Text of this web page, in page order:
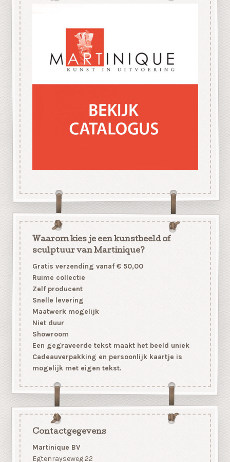
Waarom kies je een kunstbeeld of
sculptuur van Martinique?
Gratis verzending vanaf € 50,00
Ruime collectie
Zelf producent
Snelle levering
Maatwerk mogelijk
Niet duur
Showroom
Een gegraveerde tekst maakt het beeld uniek
Cadeauverpakking en persoonlijk kaartje is
mogelijk met eigen tekst.
Contactgegevens
Martinique BV
Egtenrayseweg 22